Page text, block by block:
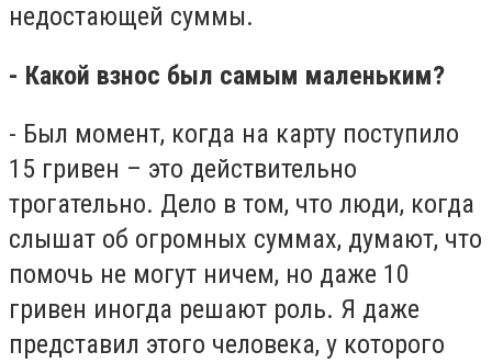
недостающей суммы.
- Какой взнос был самым маленьким?
- Был момент, когда на карту поступило
15 гривен – это действительно
трогательно. Дело в том, что люди, когда
слышат об огромных суммах, думают, что
помочь не могут ничем, но даже 10
гривен иногда решают роль. Я даже
представил этого человека, у которого